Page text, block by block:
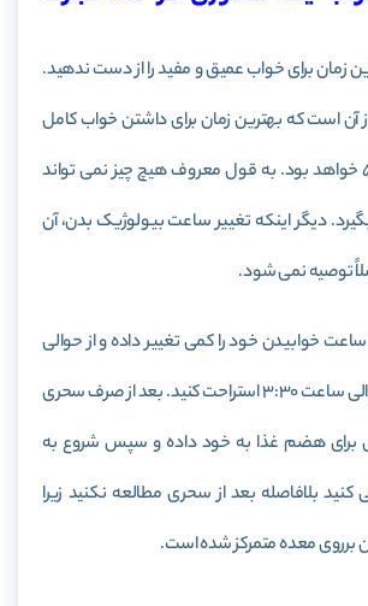
زمان برای خواب عمیق و مفید را از دست ندهید.
است که بهترین زمان برای داشتن خواب کامل
بین ساعت 23 تا 5 خواهد بود. به قول معروف هیچ چیز نمی تواند
دیگر اینکه تغییر ساعت بیولوژیک بدن، آن
توصیه نمی شود.
خوابیدن خود را کمی تغییر داده و از حوالی
ساعت 22:30 تا حوالی ساعت 3:30 استراحت کنید. بعد از صرف سحری
برای هضم غذا به خود داده و سپس شروع به
بلافاصله بعد از سحری مطالعه نکنید زیرا
معده متمرکز شده است.